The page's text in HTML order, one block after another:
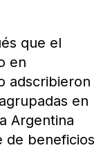
que el
en
adscribieron
en
Argentina
de beneficios